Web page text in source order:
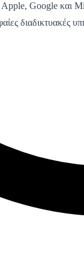
Google και
διαδικτυακές